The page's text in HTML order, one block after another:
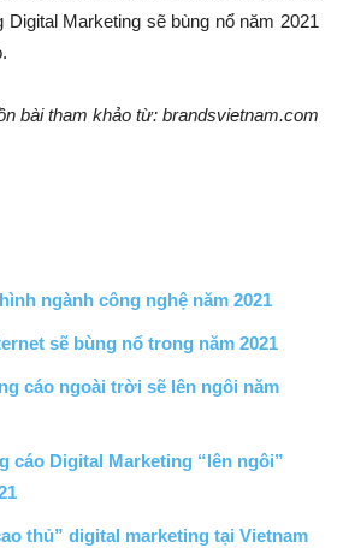
Marketing sẽ bùng nổ năm 2021
bài tham khảo từ: brandsvietnam.com
ngành công nghệ năm 2021
sẽ bùng nổ trong năm 2021
cáo ngoài trời sẽ lên ngôi năm
cáo Digital Marketing “lên ngôi”
thủ” digital marketing tại Vietnam